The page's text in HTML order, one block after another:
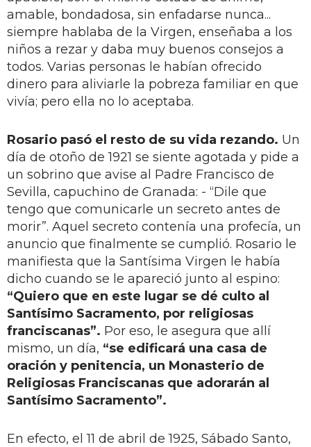
amable, bondadosa, sin enfadarse nunca...
siempre hablaba de la Virgen, enseñaba a los
niños a rezar y daba muy buenos consejos a
todos. Varias personas le habían ofrecido
dinero para aliviarle la pobreza familiar en que
vivía; pero ella no lo aceptaba.
Rosario pasó el resto de su vida rezando. Un
día de otoño de 1921 se siente agotada y pide a
un sobrino que avise al Padre Francisco de
Sevilla, capuchino de Granada: - “Dile que
tengo que comunicarle un secreto antes de
morir”. Aquel secreto contenía una profecía, un
anuncio que finalmente se cumplió. Rosario le
manifiesta que la Santísima Virgen le había
dicho cuando se le apareció junto al espino:
“Quiero que en este lugar se dé culto al
Santísimo Sacramento, por religiosas
franciscanas”. Por eso, le asegura que allí
mismo, un día, “se edificará una casa de
oración y penitencia, un Monasterio de
Religiosas Franciscanas que adorarán al
Santísimo Sacramento”.
En efecto, el 11 de abril de 1925, Sábado Santo,